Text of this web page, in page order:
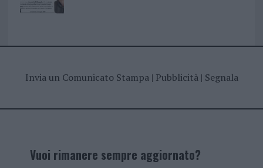
Invia un Comunicato Stampa| Pubblicità| Segnala
Vuoi rimanere sempre aggiornato?